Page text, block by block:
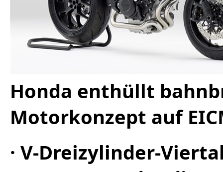
Honda enthüllt
Motorkonzept auf
· V-Dreizylinder-